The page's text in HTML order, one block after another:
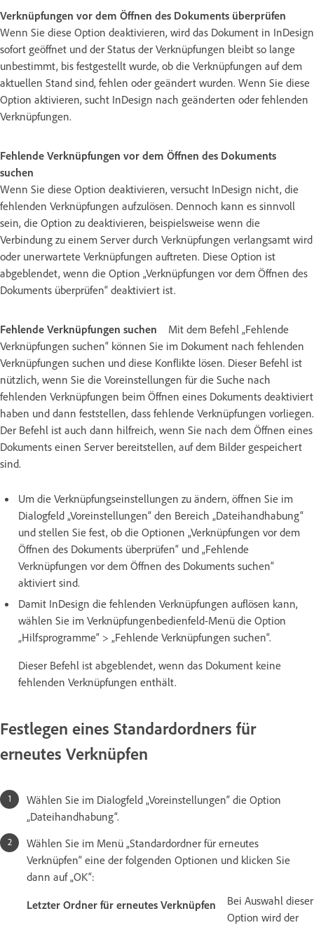
Verknüpfungen vor dem Öffnen des Dokuments überprüfen
Wenn Sie diese Option deaktivieren, wird das Dokument in InDesign
sofort geöffnet und der Status der Verknüpfungen bleibt so lange
unbestimmt, bis festgestellt wurde, ob die Verknüpfungen auf dem
aktuellen Stand sind, fehlen oder geändert wurden. Wenn Sie diese
Option aktivieren, sucht InDesign nach geänderten oder fehlenden
Verknüpfungen.
Fehlende Verknüpfungen vor dem Öffnen des Dokuments
suchen
Wenn Sie diese Option deaktivieren, versucht InDesign nicht, die
fehlenden Verknüpfungen aufzulösen. Dennoch kann es sinnvoll
sein, die Option zu deaktivieren, beispielsweise wenn die
Verbindung zu einem Server durch Verknüpfungen verlangsamt wird
oder unerwartete Verknüpfungen auftreten. Diese Option ist
abgeblendet, wenn die Option „Verknüpfungen vor dem Öffnen des
Dokuments überprüfen“ deaktiviert ist.
Fehlende Verknüpfungen suchen
Mit dem Befehl „Fehlende
Verknüpfungen suchen“ können Sie im Dokument nach fehlenden
Verknüpfungen suchen und diese Konflikte lösen. Dieser Befehl ist
nützlich, wenn Sie die Voreinstellungen für die Suche nach
fehlenden Verknüpfungen beim Öffnen eines Dokuments deaktiviert
haben und dann feststellen, dass fehlende Verknüpfungen vorliegen.
Der Befehl ist auch dann hilfreich, wenn Sie nach dem Öffnen eines
Dokuments einen Server bereitstellen, auf dem Bilder gespeichert
sind.
Um die Verknüpfungseinstellungen zu ändern, öffnen Sie im
Dialogfeld „Voreinstellungen“ den Bereich „Dateihandhabung“
und stellen Sie fest, ob die Optionen „Verknüpfungen vor dem
Öffnen des Dokuments überprüfen“ und „Fehlende
Verknüpfungen vor dem Öffnen des Dokuments suchen“
aktiviert sind.
Damit InDesign die fehlenden Verknüpfungen auflösen kann,
wählen Sie im Verknüpfungenbedienfeld-Menü die Option
„Hilfsprogramme“ > „Fehlende Verknüpfungen suchen“.
Dieser Befehl ist abgeblendet, wenn das Dokument keine
fehlenden Verknüpfungen enthält.
Festlegen eines Standardordners für
erneutes Verknüpfen
Wählen Sie im Dialogfeld „Voreinstellungen“ die Option
„Dateihandhabung“.
Wählen Sie im Menü „Standardordner für erneutes
Verknüpfen“ eine der folgenden Optionen und klicken Sie
dann auf „OK“:
Letzter Ordner für erneutes Verknüpfen
Bei Auswahl dieser
Option wird der